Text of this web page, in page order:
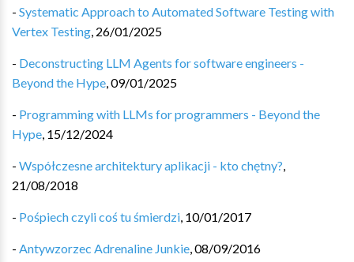
- Systematic Approach to Automated Software Testing with
Vertex Testing, 26/01/2025
- Deconstructing LLM Agents for software engineers -
Beyond the Hype,09/01/2025
- Programming with LLMs for programmers - Beyond the
Hype, 15/12/2024
- Współczesne architektury aplikacji - kto chętny?,
21/08/2018
- Pośpiech czyli coś tu śmierdzi, 10/01/2017
- Antywzorzec Adrenaline Junkie,08/09/2016